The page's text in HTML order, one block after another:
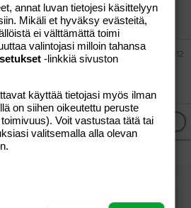
#12
ja siskon käyttämät vaunut,
Mutta hyvät ovat!!!
Vastaa
annat luvan tietojesi käsittelyyn
Mikäli et hyväksy evästeitä,
ei välttämättä toimi
valintojasi milloin tahansa
-linkkiä sivuston
käyttää tietojasi myös ilman
on siihen oikeutettu peruste
Voit vastustaa tätä tai
valitsemalla alla olevan